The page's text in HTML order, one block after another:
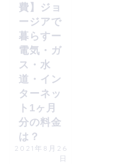
費】ジョ
ージアで
暮らすー
電気・ガ
ス・水
道・イン
ターネッ
ト1ヶ月
分の料金
は？
2021年8月26
日